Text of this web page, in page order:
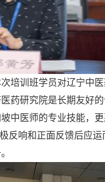
培训班学员对辽宁中
药研究院是长期友好
中医师的专业技能，
反响和正面反馈后应